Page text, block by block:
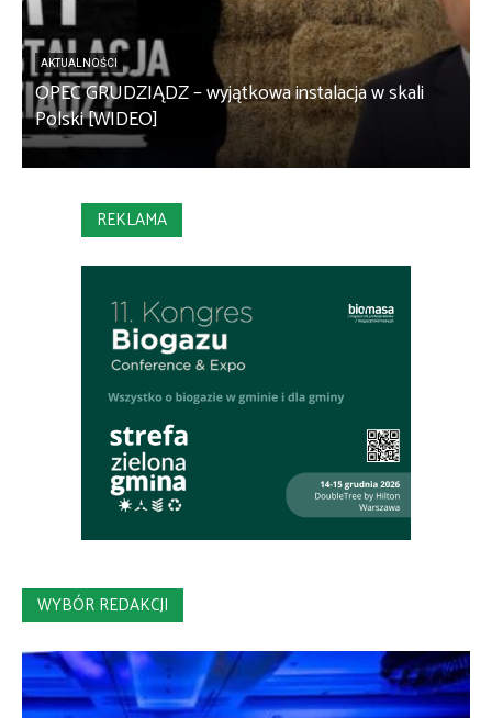
AKTUALNOŚCI
OPEC GRUDZIĄDZ – wyjątkowa instalacja w skali
Polski [WIDEO]
REKLAMA
WYBÓR REDAKCJI